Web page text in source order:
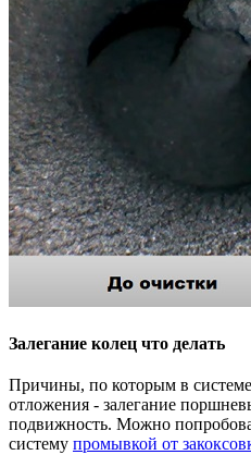
Залегание колец что делать
Причины, по которым в
отложения - залегание
подвижность. Можно
систему промывкой от